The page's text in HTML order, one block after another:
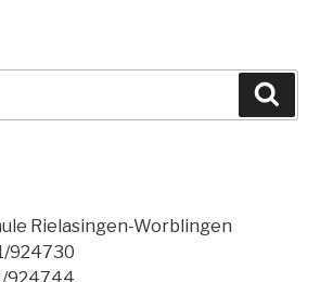
Rielasingen-Worblingen
924730